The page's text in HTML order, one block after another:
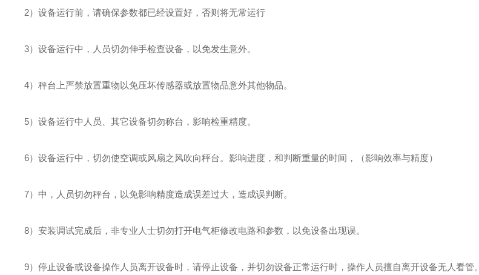
2）设备运行前，请确保参数都已经设置好，否则将无常运行
3）设备运行中，人员切勿伸手检查设备，以免发生意外。
4）秤台上严禁放置重物以免压坏传感器或放置物品意外其他物品。
5）设备运行中人员、其它设备切勿称台，影响检重精度。
6）设备运行中，切勿使空调或风扇之风吹向秤台。影响进度，和判断重量的时间，（影响效率与精度）
7）中，人员切勿秤台，以免影响精度造成误差过大，造成误判断。
8）安装调试完成后，非专业人士切勿打开电气柜修改电路和参数，以免设备出现误。
9）停止设备或设备操作人员离开设备时，请停止设备，并切勿设备正常运行时，操作人员擅自离开设备无人看管。